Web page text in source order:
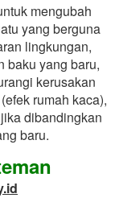
mengubah
yang berguna
lingkungan,
baku yang baru,
kerusakan
rumah kaca),
dibandingkan
baru.